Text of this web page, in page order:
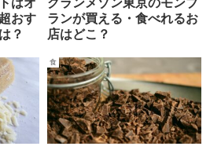
おす
？
ランが買える・食べれるお
店はどこ？
食